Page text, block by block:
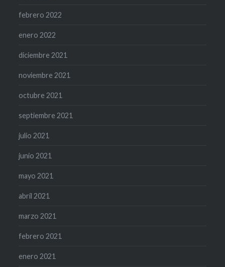
febrero 2022
enero 2022
diciembre 2021
noviembre 2021
octubre 2021
septiembre 2021
julio 2021
junio 2021
mayo 2021
abril 2021
marzo 2021
febrero 2021
enero 2021